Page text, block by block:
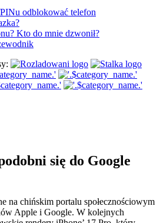
PINu odblokować telefon
Kto do mnie dzwonił?
się do Google
na chińskim portalu społecznościowym
Apple i Google. W kolejnych